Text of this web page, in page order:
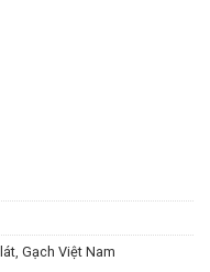
, Gạch Việt Nam